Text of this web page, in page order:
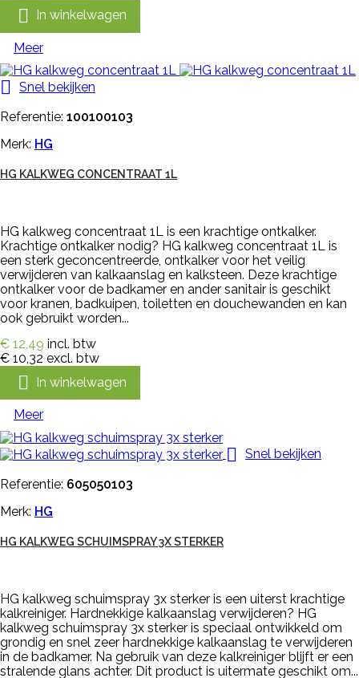
 In winkelwagen
Meer

Snel bekijken
Referentie: 100100103
Merk: HG
HG KALKWEG CONCENTRAAT 1L
HG kalkweg concentraat 1L is een krachtige ontkalker.
Krachtige ontkalker nodig? HG kalkweg concentraat 1L is
een sterk geconcentreerde, ontkalker voor het veilig
verwijderen van kalkaanslag en kalksteen. Deze krachtige
ontkalker voor de badkamer en ander sanitair is geschikt
voor kranen, badkuipen, toiletten en douchewanden en kan
ook gebruikt worden...
€ 12,49 incl. btw
€ 10,32 excl. btw
 In winkelwagen
Meer

Snel bekijken
Referentie: 605050103
Merk: HG
HG KALKWEG SCHUIMSPRAY 3X STERKER
HG kalkweg schuimspray 3x sterker is een uiterst krachtige
kalkreiniger. Hardnekkige kalkaanslag verwijderen? HG
kalkweg schuimspray 3x sterker is speciaal ontwikkeld om
grondig en snel zeer hardnekkige kalkaanslag te verwijderen
in de badkamer. Na gebruik van deze kalkreiniger blijft er een
stralende glans achter. Dit product is uitermate geschikt om...